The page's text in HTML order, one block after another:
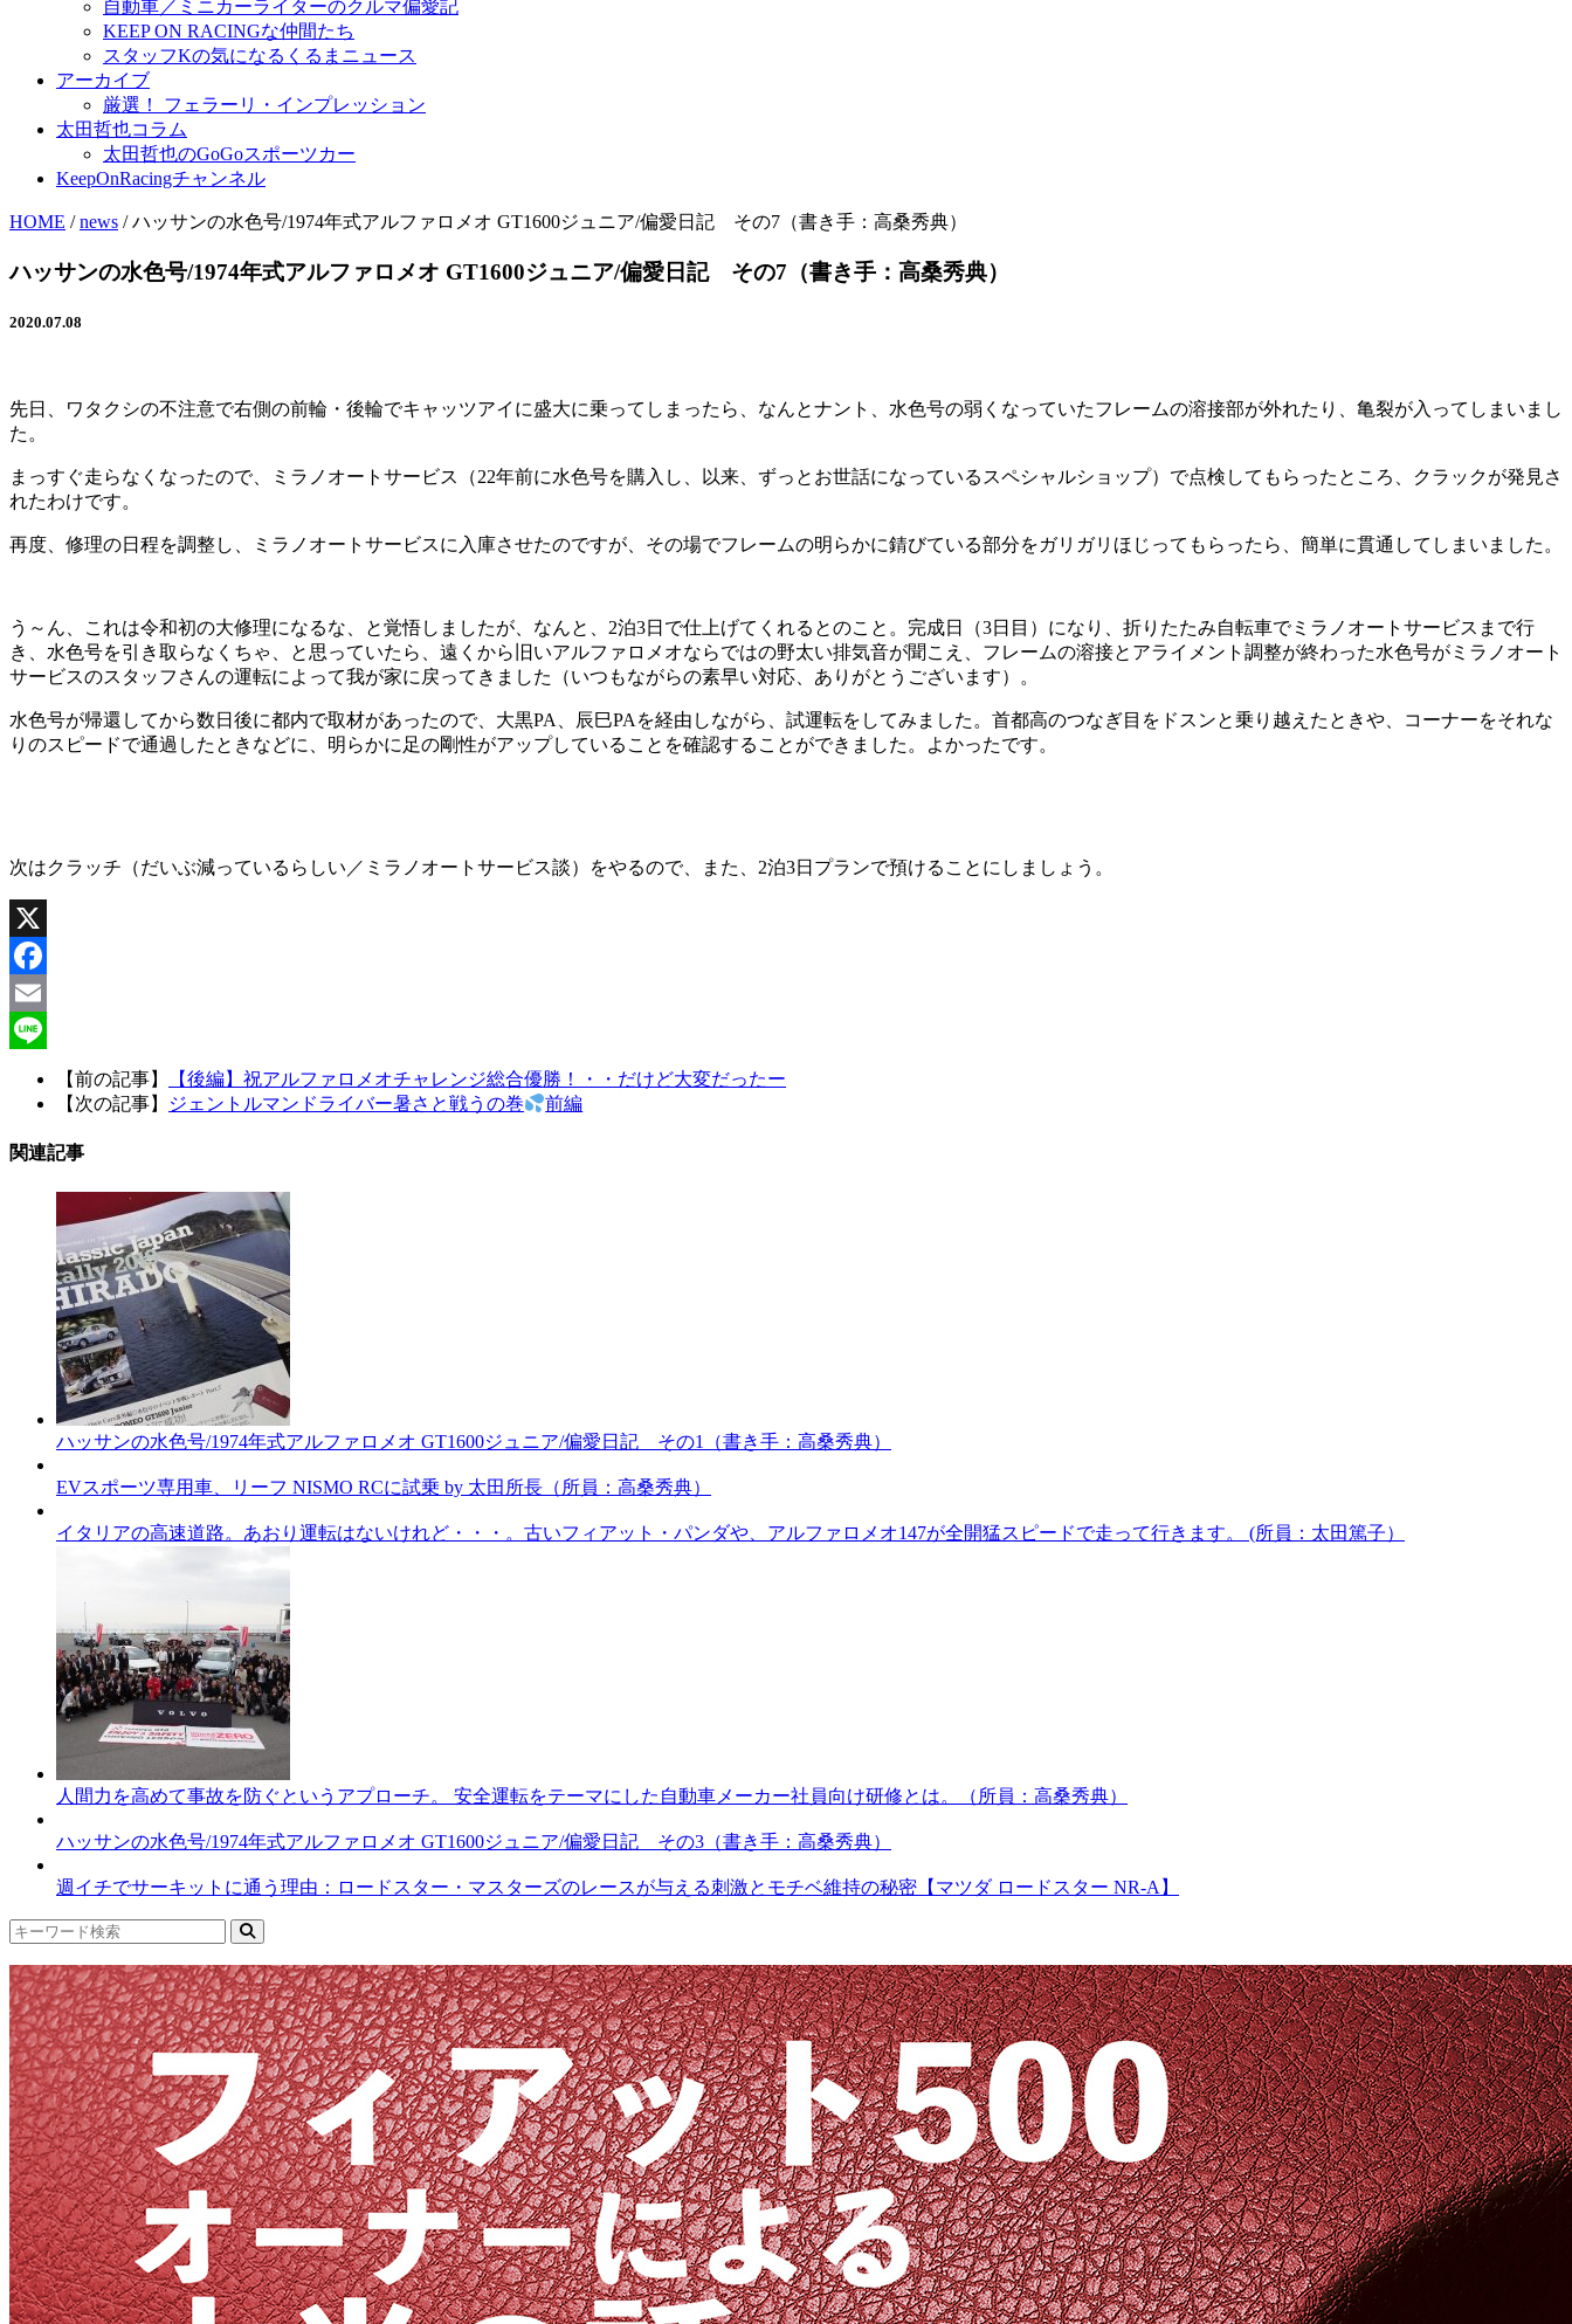
自動車／ミニカーライターのクルマ偏愛記
KEEP ON RACINGな仲間たち
スタッフKの気になるくるまニュース
アーカイブ
厳選！ フェラーリ・インプレッション
太田哲也コラム
太田哲也のGoGoスポーツカー
KeepOnRacingチャンネル
HOME /news /ハッサンの水色号/1974年式アルファロメオ GT1600ジュニア/偏愛日記 その7（書き手：高桑秀典）
ハッサンの水色号/1974年式アルファロメオ GT1600ジュニア/偏愛日記 その7（書き手：高桑秀典）
2020.07.08
先日、ワタクシの不注意で右側の前輪・後輪でキャッツアイに盛大に乗ってしまったら、なんとナント、水色号の弱くなっていたフレームの溶接部が外れたり、亀裂が入ってしまいまし
た。
まっすぐ走らなくなったので、ミラノオートサービス（22年前に水色号を購入し、以来、ずっとお世話になっているスペシャルショップ）で点検してもらったところ、クラックが発見さ
れたわけです。
再度、修理の日程を調整し、ミラノオートサービスに入庫させたのですが、その場でフレームの明らかに錆びている部分をガリガリほじってもらったら、簡単に貫通してしまいました。
う～ん、これは令和初の大修理になるな、と覚悟しましたが、なんと、2泊3日で仕上げてくれるとのこと。完成日（3日目）になり、折りたたみ自転車でミラノオートサービスまで行
き、水色号を引き取らなくちゃ、と思っていたら、遠くから旧いアルファロメオならではの野太い排気音が聞こえ、フレームの溶接とアライメント調整が終わった水色号がミラノオート
サービスのスタッフさんの運転によって我が家に戻ってきました（いつもながらの素早い対応、ありがとうございます）。
水色号が帰還してから数日後に都内で取材があったので、大黒PA、辰巳PAを経由しながら、試運転をしてみました。首都高のつなぎ目をドスンと乗り越えたときや、コーナーをそれな
りのスピードで通過したときなどに、明らかに足の剛性がアップしていることを確認することができました。よかったです。
次はクラッチ（だいぶ減っているらしい／ミラノオートサービス談）をやるので、また、2泊3日プランで預けることにしましょう。
X
Facebook
Email
【前の記事】
【後編】祝アルファロメオチャレンジ総合優勝！・・だけど大変だったー
【次の記事】
ジェントルマンドライバー暑さと戦うの巻 前編
関連記事
ハッサンの水色号/1974年式アルファロメオ GT1600ジュニア/偏愛日記 その1（書き手：高桑秀典）
EVスポーツ専用車、リーフ NISMO RCに試乗 by 太田所長（所員：高桑秀典）
イタリアの高速道路。あおり運転はないけれど・・・。古いフィアット・パンダや、アルファロメオ147が全開猛スピードで走って行きます。 (所員：太田篤子）
人間力を高めて事故を防ぐというアプローチ。 安全運転をテーマにした自動車メーカー社員向け研修とは。（所員：高桑秀典）
ハッサンの水色号/1974年式アルファロメオ GT1600ジュニア/偏愛日記 その3（書き手：高桑秀典）
週イチでサーキットに通う理由：ロードスター・マスターズのレースが与える刺激とモチベ維持の秘密【マツダ ロードスター NR-A】